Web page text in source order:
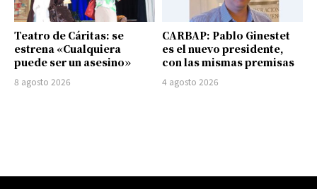
Teatro de Cáritas: se
estrena «Cualquiera
puede ser un asesino»
8 agosto 2026
CARBAP: Pablo Ginestet
es el nuevo presidente,
con las mismas premisas
4 agosto 2026